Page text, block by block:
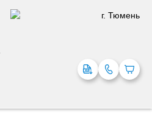
г. Тюмень